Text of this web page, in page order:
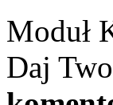
Moduł
Daj